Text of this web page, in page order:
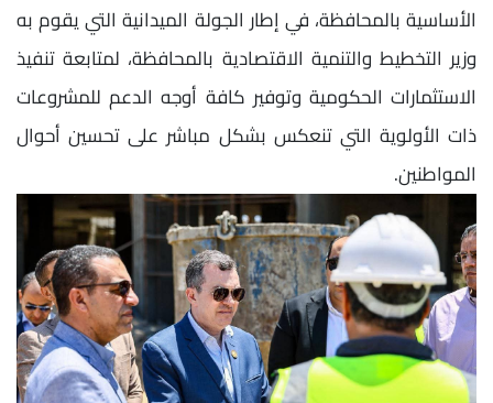
الأساسية بالمحافظة، في إطار الجولة الميدانية التي يقوم به
وزير التخطيط والتنمية الاقتصادية بالمحافظة، لمتابعة تنفيذ
الاستثمارات الحكومية وتوفير كافة أوجه الدعم للمشروعات
ذات الأولوية التي تنعكس بشكل مباشر على تحسين أحوال
المواطنين.